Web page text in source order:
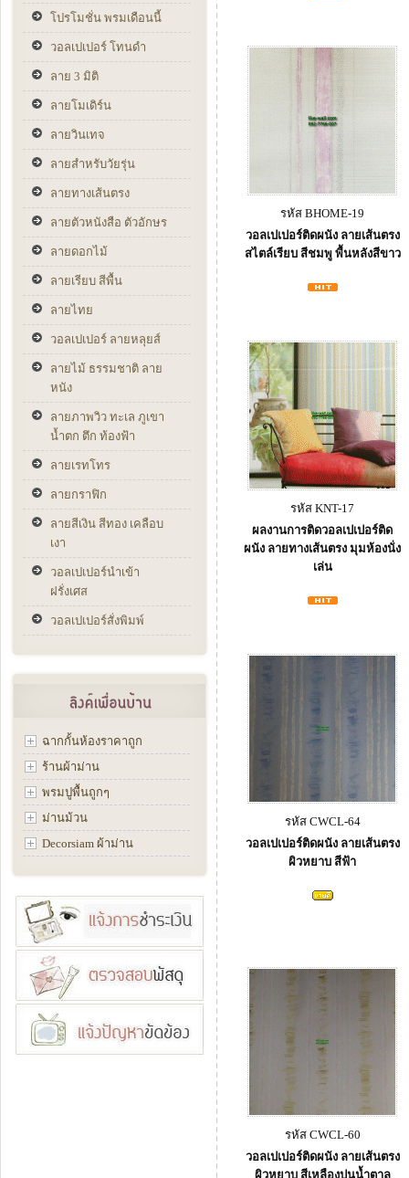
โปรโมชั่น พรมเดือนนี้
วอลเปเปอร์ โทนดำ
ลาย 3 มิติ
ลายโมเดิร์น
ลายวินเทจ
ลายสำหรับวัยรุ่น
ลายทางเส้นตรง
ลายตัวหนังสือ ตัวอักษร
ลายดอกไม้
ลายเรียบ สีพื้น
ลายไทย
วอลเปเปอร์ ลายหลุยส์
ลายไม้ ธรรมชาติ ลาย
หนัง
ลายภาพวิว ทะเล ภูเขา
น้ำตก ตึก ท้องฟ้า
ลายเรทโทร
ลายกราฟิก
ลายสีเงิน สีทอง เคลือบ
เงา
วอลเปเปอร์นำเข้า
ฝรั่งเศส
วอลเปเปอร์สั่งพิมพ์
ฉากกั้นห้องราคาถูก
ร้านผ้าม่าน
พรมปูพื้นถูกๆ
ม่านม้วน
Decorsiam ผ้าม่าน
รหัส BHOME-19
วอลเปเปอร์ติดผนัง ลายเส้นตรง
สไตล์เรียบ สีชมพู พื้นหลังสีขาว
รหัส KNT-17
ผลงานการติดวอลเปเปอร์ติด
ผนัง ลายทางเส้นตรง มุมห้องนั่ง
เล่น
รหัส CWCL-64
วอลเปเปอร์ติดผนัง ลายเส้นตรง
ผิวหยาบ สีฟ้า
รหัส CWCL-60
วอลเปเปอร์ติดผนัง ลายเส้นตรง
ผิวหยาบ สีเหลืองปนน้ำตาล